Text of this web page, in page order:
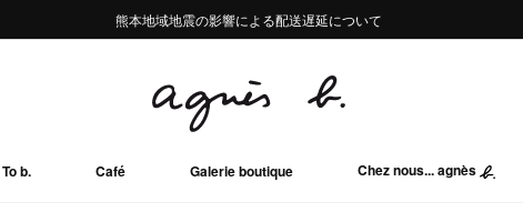
熊本地域地震の影響による配送遅延について
Summer Sale 2buy10%OFF!!
熊本地域地震の影響による配送遅延について
Summer Sale 2buy10%OFF!!
To b. Café Galerie boutique Chez nous... agnès